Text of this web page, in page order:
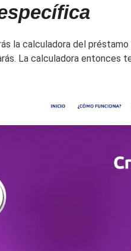
la calculadora del
La calculadora entonces